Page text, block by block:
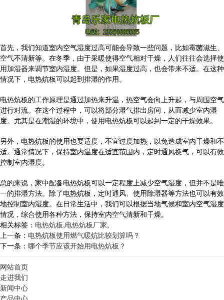
首先，我们知道室内空气湿度过高可能会导致一些问题，比如霉菌滋生、
空气不清新等。在冬季，由于采暖使得空气相对干燥，人们往往会选择使
用加湿器来调节室内湿度。但是，如果湿度过高，也会带来不适。在这种
情况下，电热炕板可以起到排湿的作用。
电热炕板的工作原理是通过加热来升温，热空气会向上升起，与周围空气
进行对流。在这个过程中，可以将部分湿气排出房间，从而减少室内湿
度。尤其是在潮湿的环境中，使用电热炕板可以起到一定的干燥效果。
另外，电热炕板的使用也要适度，不宜过度加热，以免造成室内干燥和不
适。通常情况下，保持室内温度在适宜范围内，定时通风换气，可以有效
控制室内湿度。
总的来说，家中配备电热炕板可以一定程度上减少空气湿度，但并不是唯
一的排湿方法。除了电热炕板，定时通风、使用除湿器等方法也可以有效
地控制室内湿度。在日常生活中，我们可以根据当地气候和室内空气湿度
情况，综合使用各种方法，保持室内空气清新和干燥。
相关标签： 电热炕板,电热炕板厂家,
上一条： 电热炕板使用燃气暖炕比较划算吗？
下一条： 哪个季节应该开始用电热炕板？
网站首页
走进我们
新闻中心
产品中心